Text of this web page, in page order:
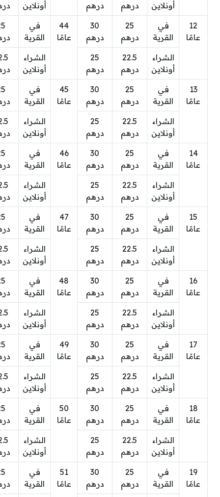
أونلاين
درهم
درهم
أونلاين
12
عامًا
في
القرية
25
درهم
30
درهم
44
عامًا
في
القرية
الشراء
أونلاين
22.5
درهم
25
درهم
الشراء
أونلاين
13
عامًا
في
القرية
25
درهم
30
درهم
45
عامًا
في
القرية
الشراء
أونلاين
22.5
درهم
25
درهم
الشراء
أونلاين
14
عامًا
في
القرية
25
درهم
30
درهم
46
عامًا
في
القرية
الشراء
أونلاين
22.5
درهم
25
درهم
الشراء
أونلاين
15
عامًا
في
القرية
25
درهم
30
درهم
47
عامًا
في
القرية
الشراء
أونلاين
22.5
درهم
25
درهم
الشراء
أونلاين
16
عامًا
في
القرية
25
درهم
30
درهم
48
عامًا
في
القرية
الشراء
أونلاين
22.5
درهم
25
درهم
الشراء
أونلاين
17
عامًا
في
القرية
25
درهم
30
درهم
49
عامًا
في
القرية
الشراء
أونلاين
22.5
درهم
25
درهم
الشراء
أونلاين
18
عامًا
في
القرية
25
درهم
30
درهم
50
عامًا
في
القرية
الشراء
أونلاين
22.5
درهم
25
درهم
الشراء
أونلاين
19
عامًا
في
القرية
25
درهم
30
درهم
51
عامًا
في
القرية